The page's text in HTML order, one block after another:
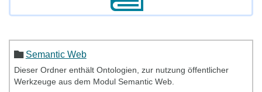
Semantic Web
Dieser Ordner enthält Ontologien, zur nutzung öffentlicher
Werkzeuge aus dem Modul Semantic Web.